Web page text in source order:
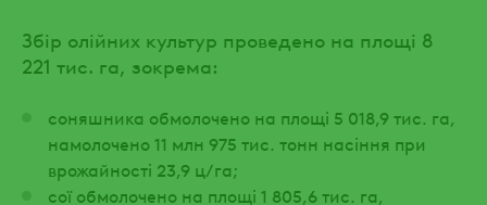
Збір олійних культур проведено на площі 8
221 тис. га, зокрема:
соняшника обмолочено на площі 5 018,9 тис. га,
намолочено 11 млн 975 тис. тонн насіння при
врожайності 23,9 ц/га;
сої обмолочено на площі 1 805,6 тис. га,